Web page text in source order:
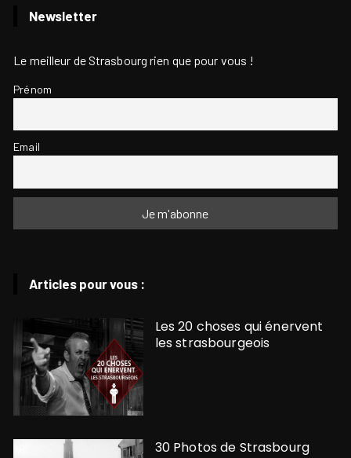
Newsletter
Le meilleur de Strasbourg rien que pour vous !
Prénom
Email
Articles pour vous :
Les 20 choses qui énervent
les strasbourgeois
30 Photos de Strasbourg